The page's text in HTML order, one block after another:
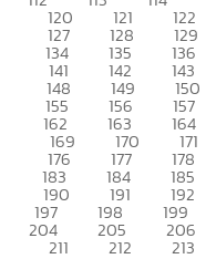
120 121 122
127 128 129
134 135 136
141 142 143
148 149 150
155 156 157
162 163 164
169 170 171
176 177 178
183 184 185
190 191 192
197 198 199
204 205 206
211 212 213